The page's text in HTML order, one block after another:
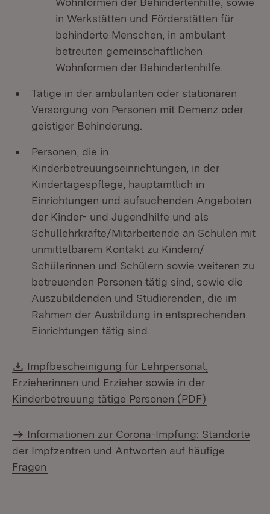
in Werkstätten und Förderstätten für
behinderte Menschen, in ambulant
betreuten gemeinschaftlichen
Wohnformen der Behindertenhilfe.
Tätige in der ambulanten oder stationären
Versorgung von Personen mit Demenz oder
geistiger Behinderung.
Personen, die in
Kinderbetreuungseinrichtungen, in der
Kindertagespflege, hauptamtlich in
Einrichtungen und aufsuchenden Angeboten
der Kinder- und Jugendhilfe und als
Schullehrkräfte/Mitarbeitende an Schulen mit
unmittelbarem Kontakt zu Kindern/
Schülerinnen und Schülern sowie weiteren zu
betreuenden Personen tätig sind, sowie die
Auszubildenden und Studierenden, die im
Rahmen der Ausbildung in entsprechenden
Einrichtungen tätig sind.
Download:
Impfbescheinigung für Lehrpersonal,
Erzieherinnen und Erzieher sowie in der
Kinderbetreuung tätige Personen (PDF)
Informationen zur Corona-Impfung: Standorte
der Impfzentren und Antworten auf häufige
Fragen